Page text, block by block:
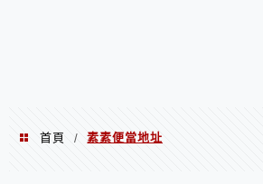
首頁 / 素素便當地址